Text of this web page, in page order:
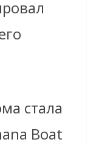
стала
Boat